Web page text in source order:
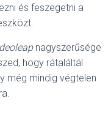
és feszegetni a
nagyszerűsége
hogy rátaláltál
még mindig végtelen